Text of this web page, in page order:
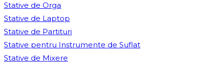
Stative de Orga
Stative de Laptop
Stative de Partituri
Stative pentru Instrumente de Suflat
Stative de Mixere